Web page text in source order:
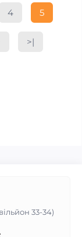
4 5
>|
33-34)